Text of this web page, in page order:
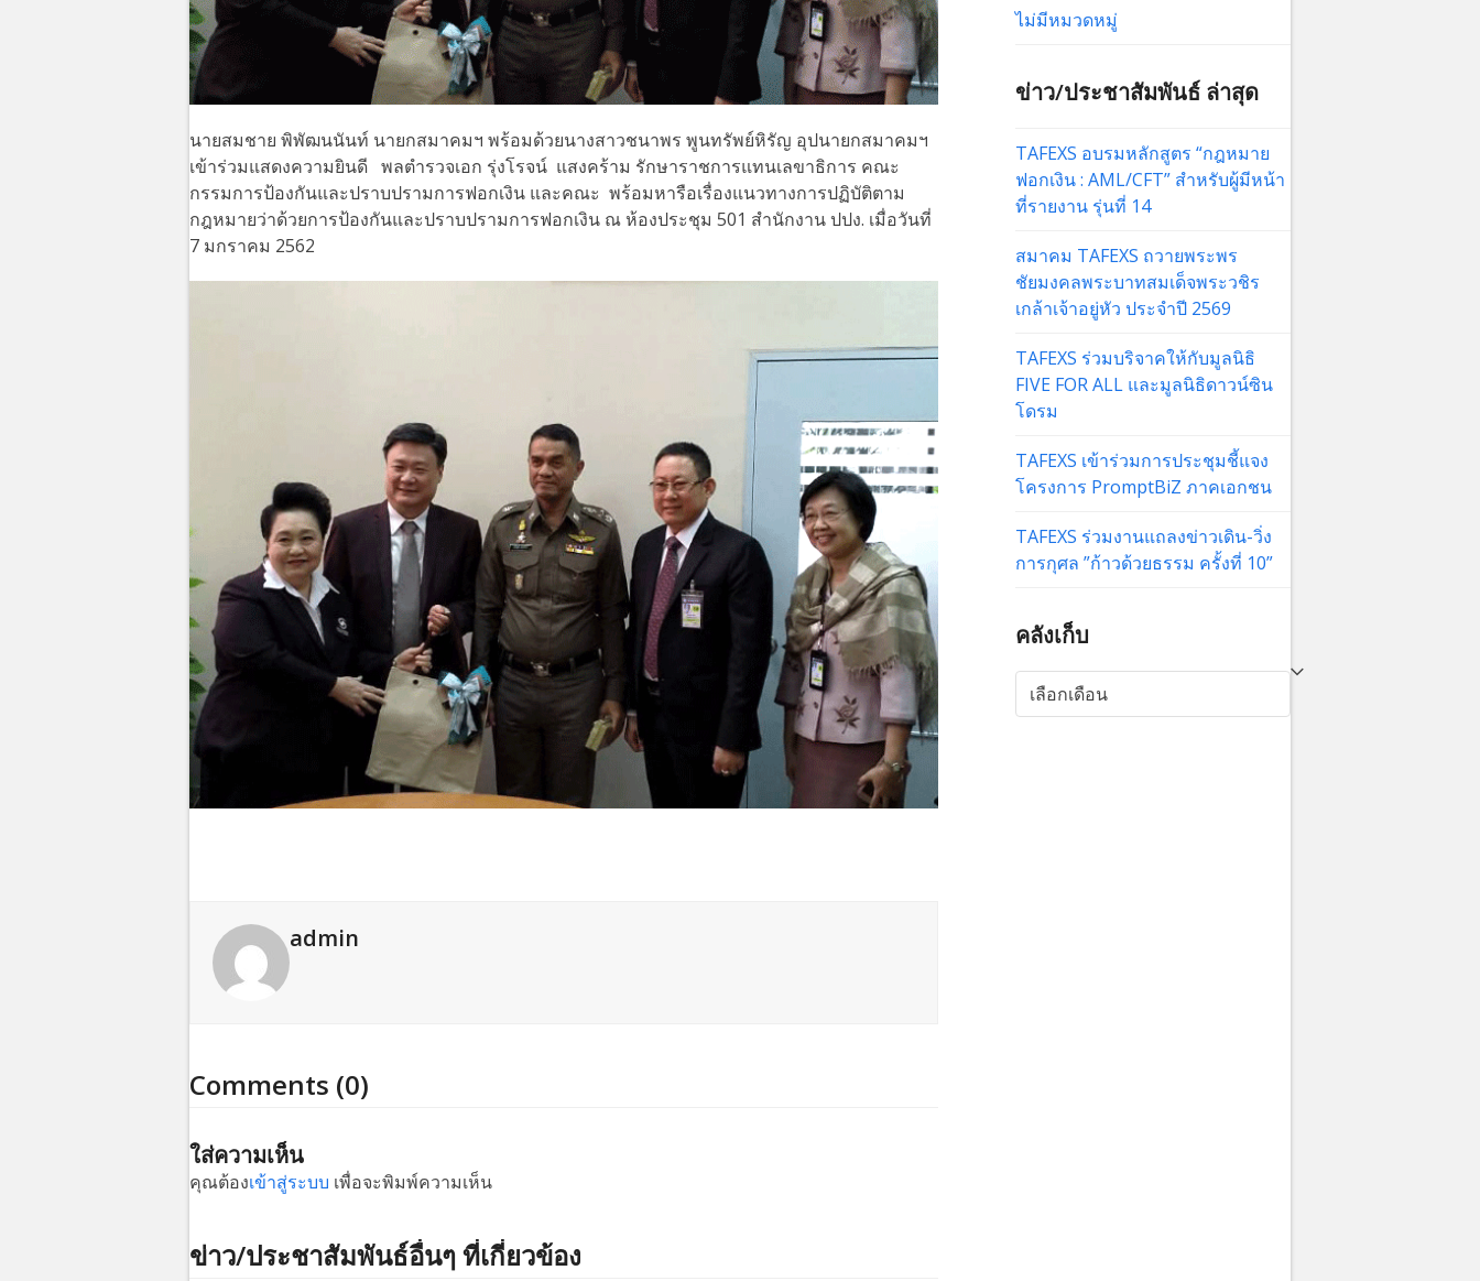
นายสมชาย พิพัฒนนันท์ นายกสมาคมฯ พร้อมด้วยนางสาวชนาพร พูนทรัพย์หิรัญ อุปนายกสมาคมฯ
เข้าร่วมแสดงความยินดี พลตำรวจเอก รุ่งโรจน์ แสงคร้าม รักษาราชการแทนเลขาธิการ คณะ
กรรมการป้องกันและปราบปรามการฟอกเงิน และคณะ พร้อมหารือเรื่องแนวทางการปฏิบัติตาม
กฎหมายว่าด้วยการป้องกันและปราบปรามการฟอกเงิน ณ ห้องประชุม 501 สำนักงาน ปปง. เมื่อวันที่
7 มกราคม 2562
admin
Comments (0)
ใส่ความเห็น
คุณต้องเข้าสู่ระบบ เพื่อจะพิมพ์ความเห็น
ข่าว/ประชาสัมพันธ์อื่นๆ ที่เกี่ยวข้อง
ไม่มีหมวดหมู่
ข่าว/ประชาสัมพันธ์ ล่าสุด
TAFEXS อบรมหลักสูตร “กฎหมาย
ฟอกเงิน : AML/CFT” สำหรับผู้มีหน้า
ที่รายงาน รุ่นที่ 14
สมาคม TAFEXS ถวายพระพร
ชัยมงคลพระบาทสมเด็จพระวชิร
เกล้าเจ้าอยู่หัว ประจำปี 2569
TAFEXS ร่วมบริจาคให้กับมูลนิธิ
FIVE FOR ALL และมูลนิธิดาวน์ซิน
โดรม
TAFEXS เข้าร่วมการประชุมชี้แจง
โครงการ PromptBiZ ภาคเอกชน
TAFEXS ร่วมงานแถลงข่าวเดิน-วิ่ง
การกุศล ”ก้าวด้วยธรรม ครั้งที่ 10”
คลังเก็บ
คลัง
เก็บ